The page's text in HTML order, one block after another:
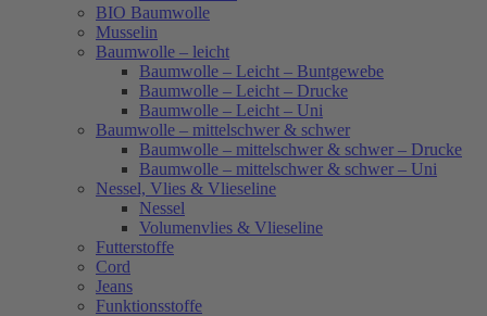
BIO Baumwolle
Musselin
Baumwolle – leicht
Baumwolle – Leicht – Buntgewebe
Baumwolle – Leicht – Drucke
Baumwolle – Leicht – Uni
Baumwolle – mittelschwer & schwer
Baumwolle – mittelschwer & schwer – Drucke
Baumwolle – mittelschwer & schwer – Uni
Nessel, Vlies & Vlieseline
Nessel
Volumenvlies & Vlieseline
Futterstoffe
Cord
Jeans
Funktionsstoffe